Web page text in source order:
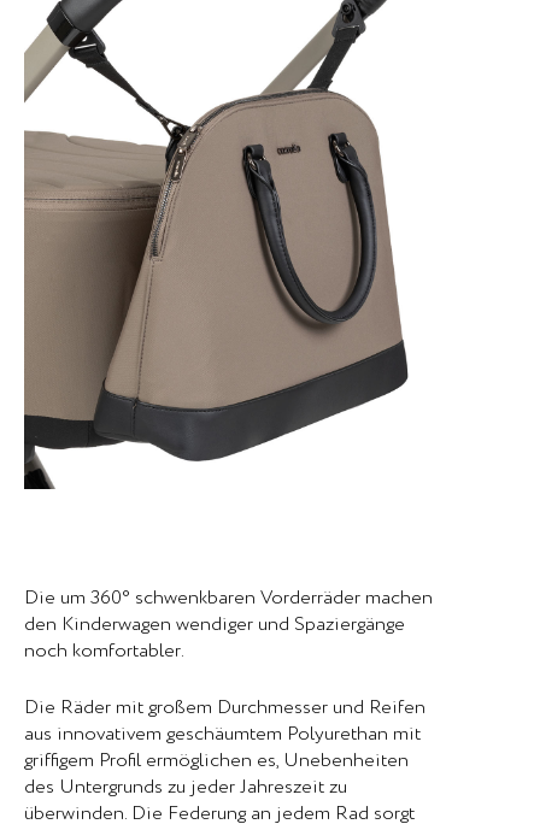
Die um 360° schwenkbaren Vorderräder machen
den Kinderwagen wendiger und Spaziergänge
noch komfortabler.
Die Räder mit großem Durchmesser und Reifen
aus innovativem geschäumtem Polyurethan mit
griffigem Profil ermöglichen es, Unebenheiten
des Untergrunds zu jeder Jahreszeit zu
überwinden. Die Federung an jedem Rad sorgt